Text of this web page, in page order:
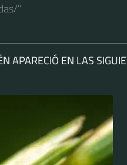
"
APARECIÓ EN LAS